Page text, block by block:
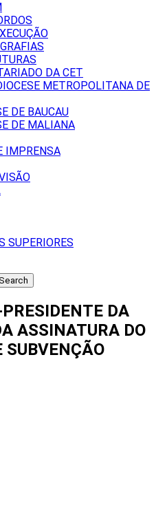
DA CET
METROPOLITANA DE
DE BAUCAU
DE MALIANA
IMPRENSA
SUPERIORES
DA
ASSINATURA DO
SUBVENÇÃO